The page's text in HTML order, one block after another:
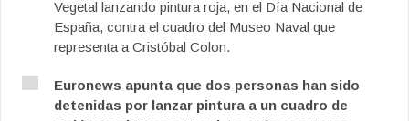
Vegetal lanzando pintura roja, en el Día Nacional de
España, contra el cuadro del Museo Naval que
representa a Cristóbal Colon.
Euronews apunta que dos personas han sido
detenidas por lanzar pintura a un cuadro de